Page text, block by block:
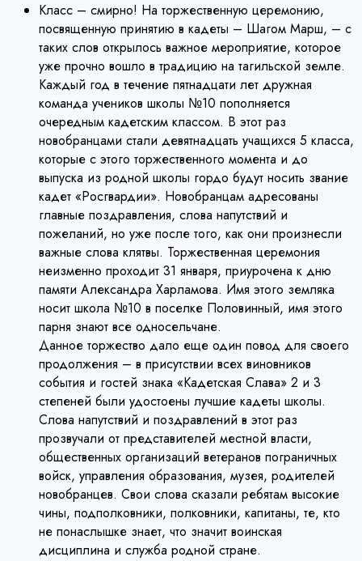
Класс – смирно! На торжественную церемонию,
посвященную принятию в кадеты – Шагом Марш, – с
таких слов открылось важное мероприятие, которое
уже прочно вошло в традицию на тагильской земле.
Каждый год в течение пятнадцати лет дружная
команда учеников школы №10 пополняется
очередным кадетским классом. В этот раз
новобранцами стали девятнадцать учащихся 5 класса,
которые с этого торжественного момента и до
выпуска из родной школы гордо будут носить звание
кадет «Росгвардии». Новобранцам адресованы
главные поздравления, слова напутствий и
пожеланий, но уже после того, как они произнесли
важные слова клятвы. Торжественная церемония
неизменно проходит 31 января, приурочена к дню
памяти Александра Харламова. Имя этого земляка
носит школа №10 в поселке Половинный, имя этого
парня знают все односельчане.
Данное торжество дало еще один повод для своего
продолжения – в присутствии всех виновников
события и гостей знака «Кадетская Слава» 2 и 3
степеней были удостоены лучшие кадеты школы.
Слова напутствий и поздравлений в этот раз
прозвучали от представителей местной власти,
общественных организаций ветеранов пограничных
войск, управления образования, музея, родителей
новобранцев. Свои слова сказали ребятам высокие
чины, подполковники, полковники, капитаны, те, кто
не понаслышке знает, что значит воинская
дисциплина и служба родной стране.